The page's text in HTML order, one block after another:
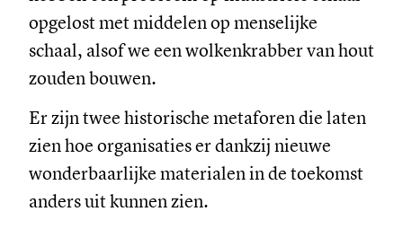
opgelost met middelen op menselijke
schaal, alsof we een wolkenkrabber van hout
zouden bouwen.
Er zijn twee historische metaforen die laten
zien hoe organisaties er dankzij nieuwe
wonderbaarlijke materialen in de toekomst
anders uit kunnen zien.